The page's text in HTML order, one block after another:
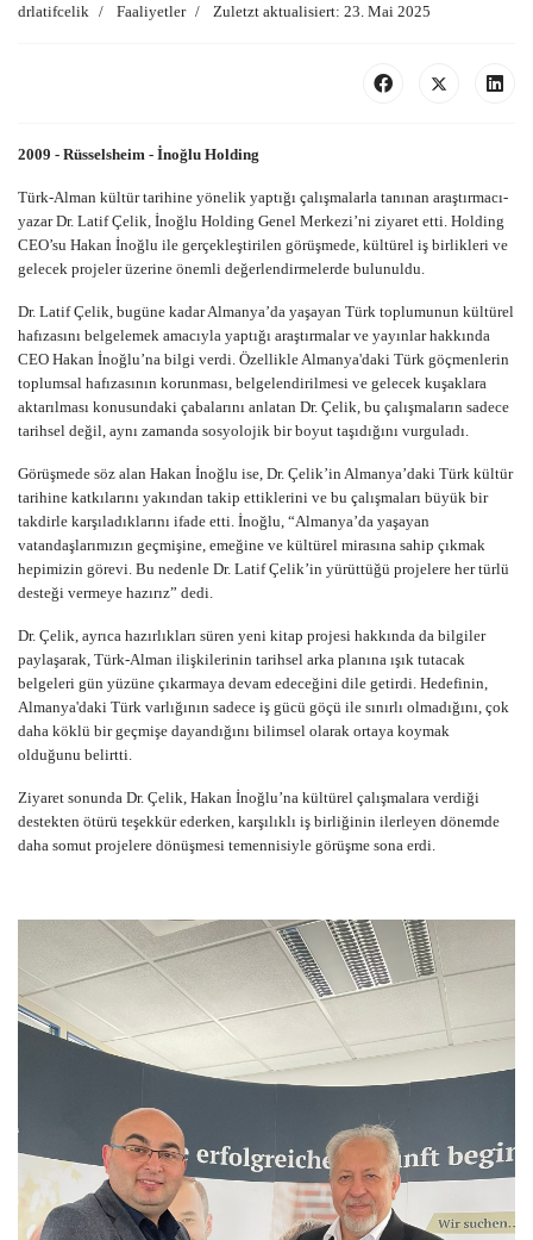
drlatifcelik Faaliyetler Zuletzt aktualisiert: 23. Mai 2025
2009 - Rüsselsheim - İnoğlu Holding
Türk-Alman kültür tarihine yönelik yaptığı çalışmalarla tanınan araştırmacı-
yazar Dr. Latif Çelik, İnoğlu Holding Genel Merkezi’ni ziyaret etti. Holding
CEO’su Hakan İnoğlu ile gerçekleştirilen görüşmede, kültürel iş birlikleri ve
gelecek projeler üzerine önemli değerlendirmelerde bulunuldu.
Dr. Latif Çelik, bugüne kadar Almanya’da yaşayan Türk toplumunun kültürel
hafızasını belgelemek amacıyla yaptığı araştırmalar ve yayınlar hakkında
CEO Hakan İnoğlu’na bilgi verdi. Özellikle Almanya'daki Türk göçmenlerin
toplumsal hafızasının korunması, belgelendirilmesi ve gelecek kuşaklara
aktarılması konusundaki çabalarını anlatan Dr. Çelik, bu çalışmaların sadece
tarihsel değil, aynı zamanda sosyolojik bir boyut taşıdığını vurguladı.
Görüşmede söz alan Hakan İnoğlu ise, Dr. Çelik’in Almanya’daki Türk kültür
tarihine katkılarını yakından takip ettiklerini ve bu çalışmaları büyük bir
takdirle karşıladıklarını ifade etti. İnoğlu, “Almanya’da yaşayan
vatandaşlarımızın geçmişine, emeğine ve kültürel mirasına sahip çıkmak
hepimizin görevi. Bu nedenle Dr. Latif Çelik’in yürüttüğü projelere her türlü
desteği vermeye hazırız” dedi.
Dr. Çelik, ayrıca hazırlıkları süren yeni kitap projesi hakkında da bilgiler
paylaşarak, Türk-Alman ilişkilerinin tarihsel arka planına ışık tutacak
belgeleri gün yüzüne çıkarmaya devam edeceğini dile getirdi. Hedefinin,
Almanya'daki Türk varlığının sadece iş gücü göçü ile sınırlı olmadığını, çok
daha köklü bir geçmişe dayandığını bilimsel olarak ortaya koymak
olduğunu belirtti.
Ziyaret sonunda Dr. Çelik, Hakan İnoğlu’na kültürel çalışmalara verdiği
destekten ötürü teşekkür ederken, karşılıklı iş birliğinin ilerleyen dönemde
daha somut projelere dönüşmesi temennisiyle görüşme sona erdi.